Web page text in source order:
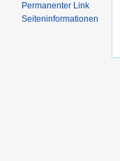
Permanenter Link
Seiteninformationen